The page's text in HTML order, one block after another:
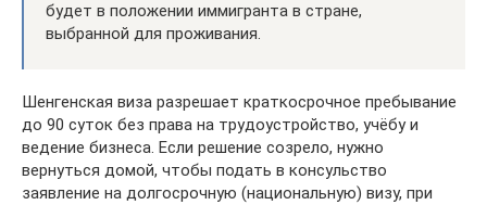
будет в положении иммигранта в стране,
выбранной для проживания.
Шенгенская виза разрешает краткосрочное пребывание
до 90 суток без права на трудоустройство, учёбу и
ведение бизнеса. Если решение созрело, нужно
вернуться домой, чтобы подать в консульство
заявление на долгосрочную (национальную) визу, при